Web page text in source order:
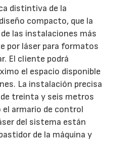
distintiva de la
compacto, que la
las instalaciones más
por láser para formatos
El cliente podrá
el espacio disponible
La instalación precisa
treinta y seis metros
el armario de control
del sistema están
de la máquina y